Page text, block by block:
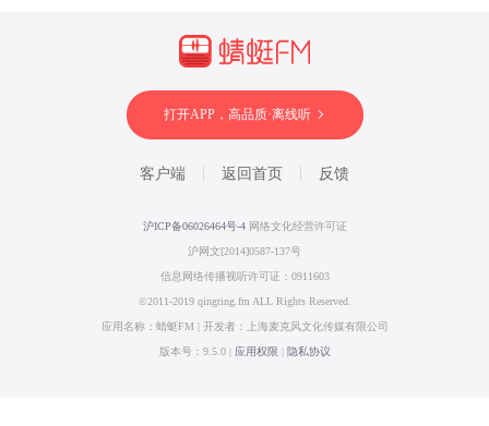
打开APP，高品质·离线听
客户端 返回首页 反馈
沪ICP备06026464号-4 网络文化经营许可证
沪网文[2014]0587-137号
信息网络传播视听许可证：0911603
©2011-2019 qingting.fm ALL Rights Reserved.
应用名称：蜻蜓FM | 开发者：上海麦克风文化传媒有限公司
版本号：9.5.0 | 应用权限 | 隐私协议